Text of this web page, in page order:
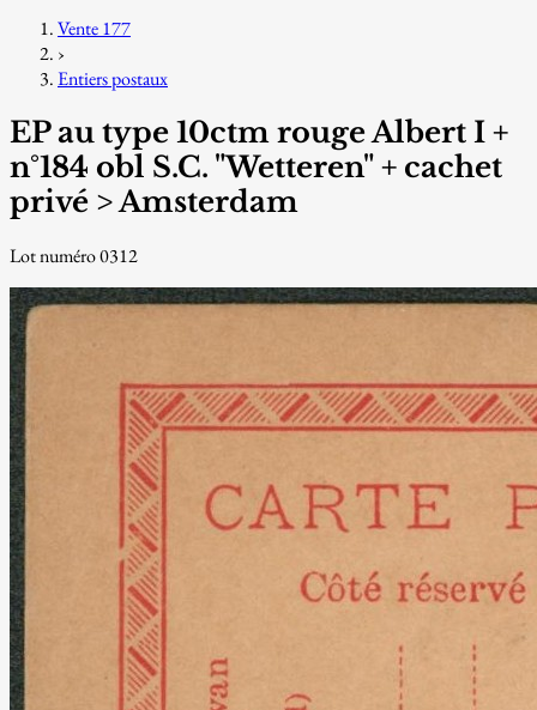
Vente 177
›
Entiers postaux
EP au type 10ctm rouge Albert I +
n°184 obl S.C. "Wetteren" + cachet
privé > Amsterdam
Lot numéro 0312